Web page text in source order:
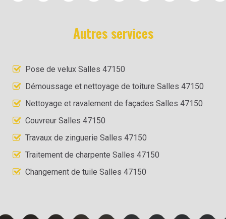
Autres services
Pose de velux Salles 47150
Démoussage et nettoyage de toiture Salles 47150
Nettoyage et ravalement de façades Salles 47150
Couvreur Salles 47150
Travaux de zinguerie Salles 47150
Traitement de charpente Salles 47150
Changement de tuile Salles 47150